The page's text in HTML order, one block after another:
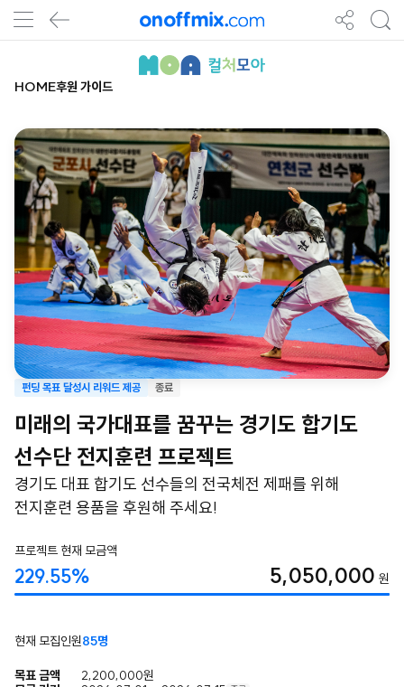
HOME후원 가이드
펀딩 목표 달성시 리워드 제공 종료
미래의 국가대표를 꿈꾸는 경기도 합기도
선수단 전지훈련 프로젝트
경기도 대표 합기도 선수들의 전국체전 제패를 위해
전지훈련 용품을 후원해 주세요!
프로젝트 현재 모금액
229.55% 5,050,000 원
현재 모집인원85명
목표 금액
2,200,000원